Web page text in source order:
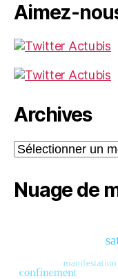
Aimez-
Archives
Archives
Nuage de